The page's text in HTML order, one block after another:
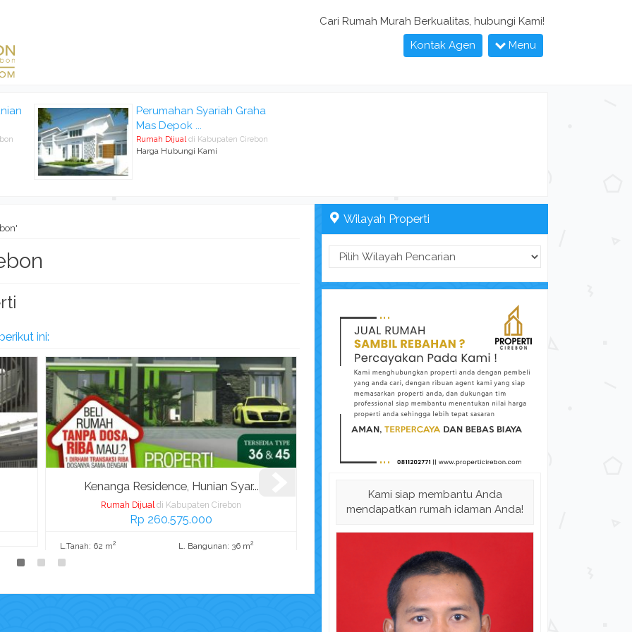
Cari Rumah Murah Berkualitas, hubungi Kami!
Kontak Agen
Menu
Perumahan Syariah Graha
Mas Depok ...
Rumah Dijual di Kabupaten Cirebon
Harga Hubungi Kami
ini:
Kenanga Residence, Hunian Syar...
Rumah Dijual di Kabupaten Cirebon
Rp 260.575.000
L.Tanah: 62 m2 L. Bangunan: 36 m2
K. Tidur: 2
Rumah Dijual di Kota Cirebon
Harga Hubungi Kami
Wilayah Properti
Kami siap membantu Anda
mendapatkan rumah idaman Anda!